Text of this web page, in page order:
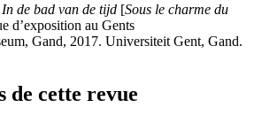
In de bad van de tijd [Sous le charme du
d’exposition au Gents
Gand, 2017. Universiteit Gent, Gand.
de cette revue